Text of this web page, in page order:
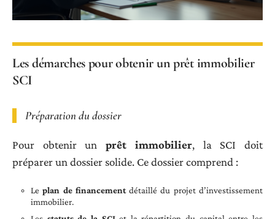
Les démarches pour obtenir un prêt immobilier
SCI
Préparation du dossier
Pour obtenir unprêt immobilier, la SCI doit
préparer un dossier solide. Ce dossier comprend :
Leplan de financementdétaillé du projet d’investissement
immobilier.